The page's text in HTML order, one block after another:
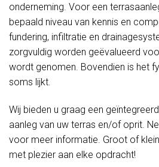
onderneming. Voor een
bepaald niveau van kennis en
fundering, infiltratie en
zorgvuldig worden geëvalueerd
wordt genomen. Bovendien is het
soms lijkt.
Wij bieden u graag een
aanleg van uw terras en/of oprit.
voor meer informatie. Groot of
met plezier aan elke opdracht!